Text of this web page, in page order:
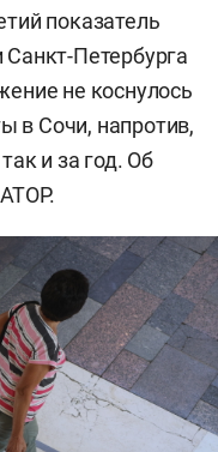
показатель
Петербурга
не коснулось
в Сочи, напротив,
и за год. Об
АТОР.